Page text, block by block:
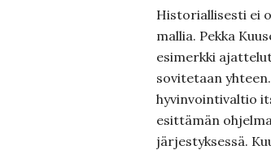
Historiallisesti ei
mallia. Pekka
esimerkki
sovitetaan
hyvinvointivaltio
esittämän
järjestyksessä.